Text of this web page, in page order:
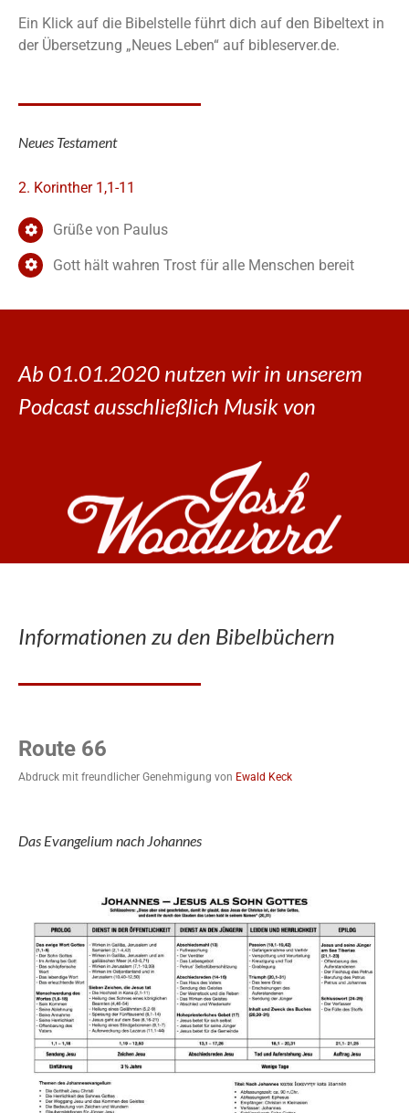
Ein Klick auf die Bibelstelle führt dich auf den Bibeltext in
der Übersetzung „Neues Leben“ auf bibleserver.de.
Neues Testament
2. Korinther 1,1-11
Grüße von Paulus
Gott hält wahren Trost für alle Menschen bereit
Ab 01.01.2020 nutzen wir in unserem
Podcast ausschließlich Musik von
Informationen zu den Bibelbüchern
Route 66
Abdruck mit freundlicher Genehmigung von Ewald Keck
Das Evangelium nach Johannes